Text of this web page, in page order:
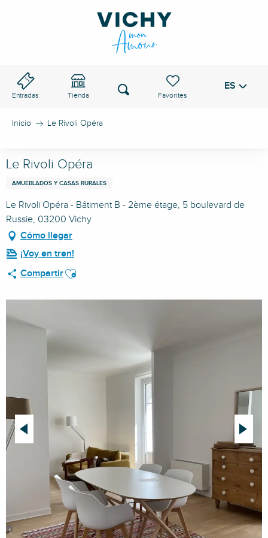
Entradas Tienda
Voir les favoris
Buscar ES
Inicio Le Rivoli Opéra
Le Rivoli Opéra
AMUEBLADOS Y CASAS RURALES
Le Rivoli Opéra - Bâtiment B - 2ème étage, 5 boulevard de
Russie, 03200 Vichy
Cómo llegar
¡Voy en tren!
CompartirAjouter aux favoris